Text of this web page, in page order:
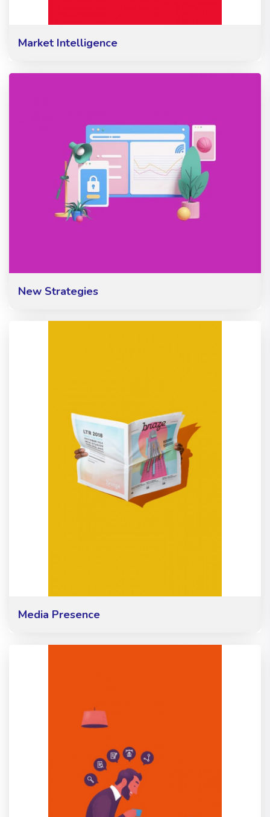
Market Intelligence
New Strategies
Media Presence